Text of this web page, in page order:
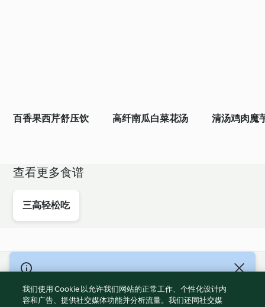
百香果西芹舒压饮 高纤南瓜白菜花汤 清汤鸡肉魔
查看更多食谱
三高轻松吃
© Copyright 2021-2023 福维克信息科技(上海)有限公司 版权所有
2026
我们使用 Cookie 以允许我们网站的正常工作、个性化设计内
容和广告、提供社交媒体功能并分析流量。我们还同社交媒